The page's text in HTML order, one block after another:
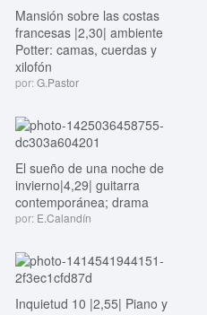
Mansión sobre las costas
francesas |2,30| ambiente
Potter: camas, cuerdas y
xilofón
por:G.Pastor
El sueño de una noche de
invierno|4,29| guitarra
contemporánea; drama
por: E.Calandín
Inquietud 10 |2,55| Piano y